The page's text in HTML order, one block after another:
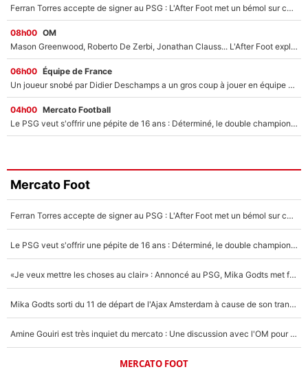
Ferran Torres accepte de signer au PSG : L'After Foot met un bémol sur ce transfert, le champion du monde va couter trop cher ?
08h00 OM
Mason Greenwood, Roberto De Zerbi, Jonathan Clauss... L'After Foot explique pourquoi Medhi Benatia a craqué à l'OM !
06h00 Équipe de France
Un joueur snobé par Didier Deschamps a un gros coup à jouer en équipe de France : Zinedine Zidane a trouvé son numéro 9 ?
04h00 Mercato Football
Le PSG veut s'offrir une pépite de 16 ans : Déterminé, le double champion d'Europe en titre est prêt à lâcher 40M€ pour celui que l'on compare déjà à Vinicius Jr !
Mercato Foot
Ferran Torres accepte de signer au PSG : L'After Foot met un bémol sur ce transfert, le champion du monde va couter trop cher ?
Le PSG veut s'offrir une pépite de 16 ans : Déterminé, le double champion d'Europe en titre est prêt à lâcher 40M€ pour celui que l'on compare déjà à Vinicius Jr !
«Je veux mettre les choses au clair» : Annoncé au PSG, Mika Godts met fin au suspense et éteint la polémique sur son transfert !
Mika Godts sorti du 11 de départ de l'Ajax Amsterdam à cause de son transfert imminent vers le PSG ? Son agent répond cash !
Amine Gouiri est très inquiet du mercato : Une discussion avec l'OM pour acter son transfert !
MERCATO FOOT